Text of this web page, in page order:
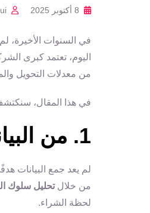
8 أكتوبر 2025
في السنوات الأخيرة،
اليوم، تعتمد كبرى
من معدلات التحويل
في هذا المقال،
1. من البيانات إلى الفهم العميق للعميل
لم يعد جمع البيانات
من خلالتحليل سلوك
لحظة الشراء.